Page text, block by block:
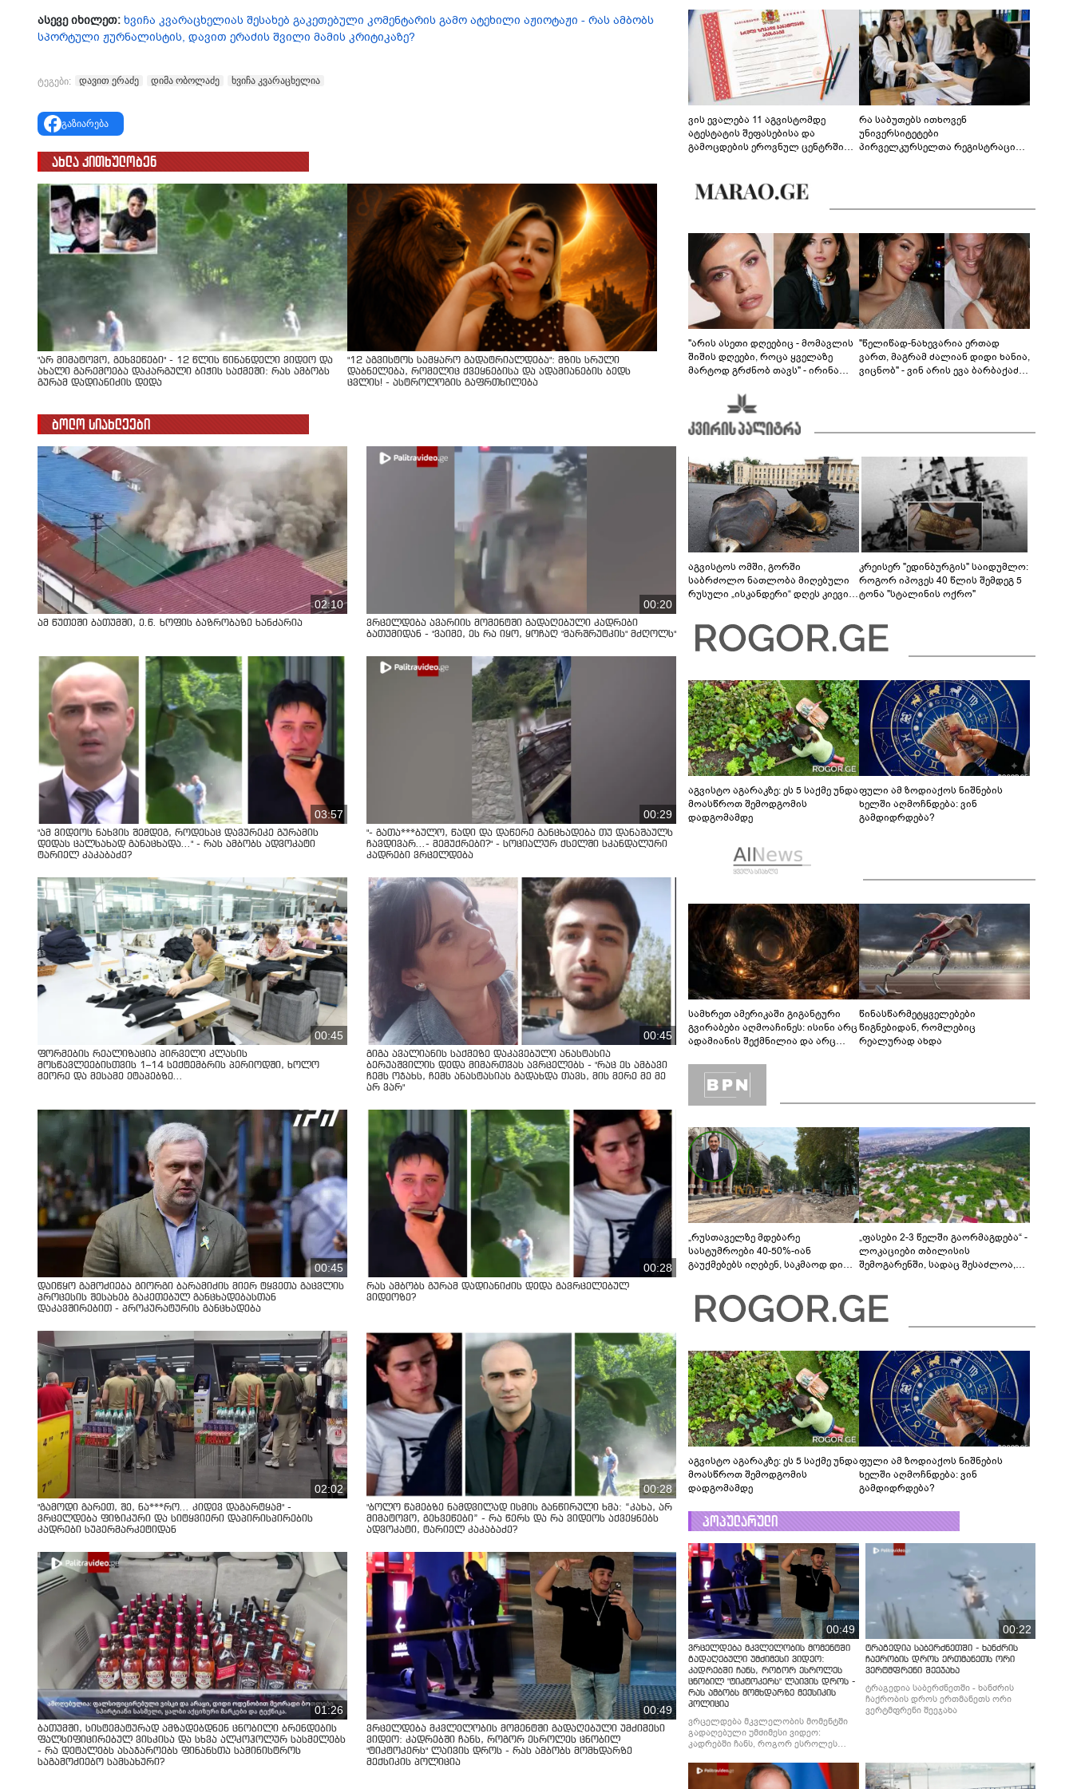
ასევე იხილეთ: ხვიჩა კვარაცხელიას შესახებ გაკეთებული კომენტარის გამო ატეხილი აჟიოტაჟი - რას ამბობს
სპორ­ტუ­ლი ჟურ­ნა­ლის­ტის, და­ვით ერა­ძის შვილი მამის კრიტიკაზე?
ტეგები: დავით ერაძე დიმა ობოლაძე ხვიჩა კვარაცხელია
გაზიარება
ახლა კითხულობენ
"არ მიმატოვო, გეხვეწები" - 12 წლის წინანდელი ვიდეო და
ახალი გარემოება დაკარგული ბიჭის საქმეში: რას ამბობს
გურამ დადიანიძის დედა
"12 აგვისტოს სამყარო გადატრიალდება": მზის სრული
დაბნელება, რომელიც ქვეყნებისა და ადამიანების ბედს
ცვლის! - ასტროლოგის გაფრთხილება
ბოლო სიახლეები
02:10
ამ წუთეში ბათუმში, ე.წ. ხოფის ბაზრობაზე ხანძარია
00:20
ვრცელდება ავარიის მომენტში გადაღებული კადრები
ბათუმიდან - "ვაიმე, ეს რა იყო, ყოჩაღ "მარშრუტკის" მძღოლს"
03:57
"ამ ვიდეოს ნახვის შემდეგ, როდესაც დავურეკე გურამის
დედას ცალსახად განაცხადა..." - რას ამბობს ადვოკატი
ტარიელ კაკაბაძე?
00:29
"- გათა***ბულო, წადი და დაწერე განცხადება თუ დანაშაულს
ჩავდივარ...- მემუქრები?" - სოციალურ ქსელში სკანდალური
კადრები ვრცელდება
00:45
ფორმების რეალიზაცია პირველი კლასის
მოსწავლეებისთვის 1–14 სექტემბრის პერიოდში, ხოლო
მეორე და მესამე ეტაპებზე...
00:45
გიგა ავალიანის საქმეზე დაკავებული ანასტასია
ბერუაშვილის დედა მიმართვას ავრცელებს - "რაც ეს ამბავი
ჩემს ოჯახს, ჩემს ანასტასიას გადახდა თავს, მის მერე მე მე
არ ვარ"
00:45
დაიწყო გამოძიება გიორგი ბარამიძის მიერ ტყვეთა გაცვლის
პროცესის შესახებ გაკეთებულ განცხადებასთან
დაკავშირებით - პროკურატურის განცხადება
00:28
რას ამბობს გურამ დადიანიძის დედა გავრცელებულ
ვიდეოზე?
02:02
"გამოდი გარეთ, შე, ნა***რო... კიდევ დაგარტყამ" -
ვრცელდება ფიზიკური და სიტყვიერი დაპირისპირების
კადრები სუპერმარკეტიდან
00:28
"ბოლო წამებზე ნამდვილად ისმის განწირული ხმა: “კახა, არ
მიმატოვო, გეხვეწები” - რა წერს და რა ვიდეოს აქვეყნებს
ადვოკატი, ტარიელ კაკაბაძე?
01:26
ბათუმში, სისტემატურად ამზადებდნენ ცნობილი ბრენდების
ფალსიფიცირებულ ვისკისა და სხვა ალკოჰოლურ სასმელებს
- რა დეტალებს ასაჯაროებს ფინანსთა სამინისტროს
საგამოძიებო სამსახური?
00:49
ვრცელდება მკვლელობის მომენტში გადაღებული უმძიმესი
ვიდეო: კადრებში ჩანს, როგორ ესროლეს ცნობილ
"ტიკტოკერს" ლაივის დროს - რას ამბობს მომხდარზე
მექსიკის პოლიცია
ვის ევალება 11 აგვისტომდე
ატესტატის შეფასებისა და
გამოცდების ეროვნულ ცენტრში
რა საბუთებს ითხოვენ
უნივერსიტეტები
პირველკურსელთა რეგისტრაციის
"არის ასეთი დღეებიც - მომავლის
შიშის დღეები, როცა ყველაზე
მარტოდ გრძნობ თავს" - ირინა
"წელიწად-ნახევარია ერთად
ვართ, მაგრამ ძალიან დიდი ხანია,
ვიცნობ" - ვინ არის ევა ბარბაქაძის
აგვისტოს ომში, გორში
საბრძოლო ნათლობა მიღებული
რუსული „ისკანდერი“ დღეს კიევის
კრეისერ "ედინბურგის" საიდუმლო:
როგორ იპოვეს 40 წლის შემდეგ 5
ტონა "სტალინის ოქრო"
აგვისტო აგარაკზე: ეს 5 საქმე უნდა
მოასწროთ შემოდგომის
დადგომამდე
ფული ამ ზოდიაქოს ნიშნების
ხელში აღმოჩნდება: ვინ
გამდიდრდება?
სამხრეთ ამერიკაში გიგანტური
გვირაბები აღმოაჩინეს: ისინი არც
ადამიანის შექმნილია და არც
ლაბირინთები?
წინასწარმეტყველებები
წიგნებიდან, რომლებიც
რეალურად ახდა
„რუსთაველზე მდებარე
სასტუმროები 40-50%-იან
გაუქმებებს იღებენ, საკმაოდ დიდი
შეხვდებოდა“
„ფასები 2-3 წელში გაორმაგდება“ -
ლოკაციები თბილისის
შემოგარენში, სადაც შესაძლოა,
აგვისტო აგარაკზე: ეს 5 საქმე უნდა
მოასწროთ შემოდგომის
დადგომამდე
ფული ამ ზოდიაქოს ნიშნების
ხელში აღმოჩნდება: ვინ
გამდიდრდება?
პოპულარული
00:49
ვრცელდება მკვლელობის მომენტში
გადაღებული უმძიმესი ვიდეო:
კადრებში ჩანს, როგორ ესროლეს
ცნობილ "ტიკტოკერს" ლაივის დროს -
რას ამბობს მომხდარზე მექსიკის
პოლიცია
ვრცელდება მკვლელობის მომენტში
გადაღებული უმძიმესი ვიდეო:
კადრებში ჩანს, როგორ ესროლეს
რას ამბობს მომხდარზე მექსიკის
პოლიცია
00:22
ტრაგედია საბერძნეთში - ხანძრის
ჩაქრობის დროს ერთმანეთს ორი
ვერტმფრენი შეეჯახა
ტრაგედია საბერძნეთში - ხანძრის
ჩაქრობის დროს ერთმანეთს ორი
ვერტმფრენი შეეჯახა